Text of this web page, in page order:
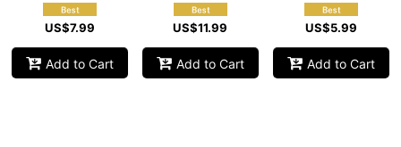
US$7.99
Add to Cart
US$11.99
Add to Cart
US$5.99
Add to Cart